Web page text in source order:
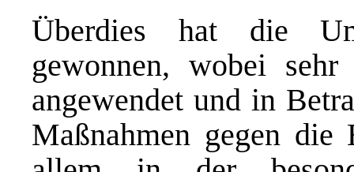
Überdies hat die
gewonnen, wobei sehr
angewendet und in
Maßnahmen gegen die